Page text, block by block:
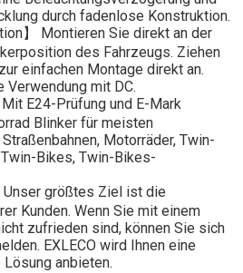
durch fadenlose Konstruktion.
】 Montieren Sie direkt an der
des Fahrzeugs. Ziehen
einfachen Montage direkt an.
Verwendung mit DC.
Mit E24-Prüfung und E-Mark
Blinker für meisten
Motorräder, Twin-
Bikes, Twin-Bikes-
Unser größtes Ziel ist die
Kunden. Wenn Sie mit einem
zufrieden sind, können Sie sich
EXLECO wird Ihnen eine
anbieten.